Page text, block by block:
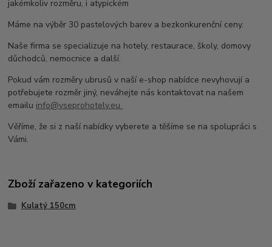
jakémkoliv rozměru, i atypickém
Máme na výběr 30 pastelových barev a bezkonkurenční ceny.
Naše firma se specializuje na hotely, restaurace, školy, domovy
důchodců, nemocnice a další.
Pokud vám rozměry ubrusů v naší e-shop nabídce nevyhovují a
potřebujete rozměr jiný, neváhejte nás kontaktovat na našem
emailu info@vseprohotely.eu
Věříme, že si z naší nabídky vyberete a těšíme se na spolupráci s
Vámi.
Zboží zařazeno v kategoriích
Kulatý 150cm